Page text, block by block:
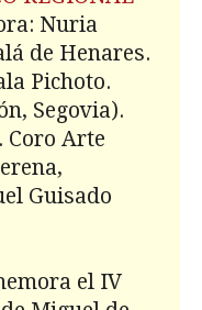
Nuria
de Henares.
Pichoto.
Segovia).
Coro Arte
Guisado
el IV